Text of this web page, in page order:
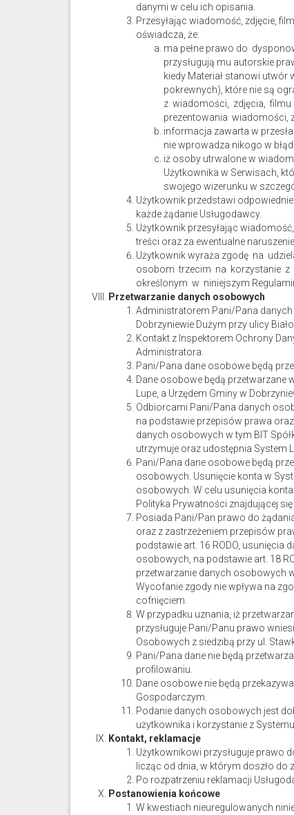
danymi w celu ich opisania.
Przesyłając wiadomość, zdjęcie,
oświadcza, że:
ma pełne prawo do
przysługują mu autorskie
kiedy Materiał stanowi
pokrewnych), które nie są
z wiadomości, zdjęcia,
prezentowania wiadomości,
informacja zawarta w
nie wprowadza nikogo w błąd.
iż osoby utrwalone w
Użytkownika w Serwisach,
swojego wizerunku w
Użytkownik przedstawi
każde żądanie Usługodawcy.
Użytkownik przesyłając
treści oraz za ewentualne
Użytkownik wyraża zgodę na
osobom trzecim na korzystanie z
określonym w niniejszym
Przetwarzanie danych osobowych
Administratorem Pani/Pana
Dobrzyniewie Dużym przy ulicy
Kontakt z Inspektorem Ochrony
Administratora.
Pani/Pana dane osobowe będą
Dane osobowe będą przetwarzane
Lupe, a Urzędem Gminy w
Odbiorcami Pani/Pana danych
na podstawie przepisów prawa
danych osobowych w tym BIT
utrzymuje oraz udostępnia System
Pani/Pana dane osobowe będą
osobowych. Usunięcie konta w
osobowych. W celu usunięcia
Polityka Prywatności znajdującej
Posiada Pani/Pan prawo do
oraz z zastrzeżeniem przepisów
podstawie art. 16 RODO, usunięcia
osobowych, na podstawie art. 18
przetwarzanie danych osobowych
Wycofanie zgody nie wpływa na
cofnięciem.
W przypadku uznania, iż
przysługuje Pani/Panu prawo
Osobowych z siedzibą przy ul.
Pani/Pana dane nie będą
profilowaniu.
Dane osobowe nie będą
Gospodarczym.
Podanie danych osobowych jest
użytkownika i korzystanie z Systemu
Kontakt, reklamacje
Użytkownikowi przysługuje prawo
licząc od dnia, w którym doszło do
Po rozpatrzeniu reklamacji
Postanowienia końcowe
W kwestiach nieuregulowanych